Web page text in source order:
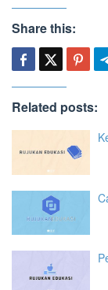
Share this:
Related posts: